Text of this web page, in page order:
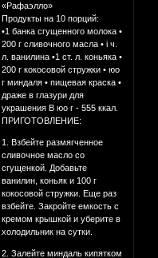
«Рафаэлло»
Продукты на 10 порций:
•1 банка сгущенного молока •
200 г сливочного масла • i ч.
л. ванилина •1 ст. л. коньяка •
200 г кокосовой стружки • юо
г миндаля • пищевая краска •
драже в глазури для
украшения В юо г - 555 ккал.
ПРИГОТОВЛЕНИЕ:
1. Взбейте размягченное
сливочное масло со
сгущенкой. Добавьте
ванилин, коньяк и 100 г
кокосовой стружки. Еще раз
взбейте. Закройте емкость с
кремом крышкой и уберите в
холодильник на сутки.
2. Залейте миндаль кипятком